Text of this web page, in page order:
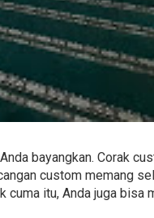
bayangkan. Corak
custom memang
itu, Anda juga bisa